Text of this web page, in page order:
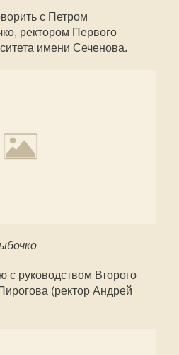
с Петром
ректором Первого
имени Сеченова.
с руководством Второго
(ректор Андрей